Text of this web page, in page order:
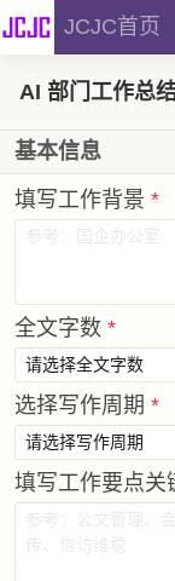
JCJC首页
AI 部门工作总
基本信息
填写工作背景 *
全文字数 *
选择写作周期 *
填写工作要点关